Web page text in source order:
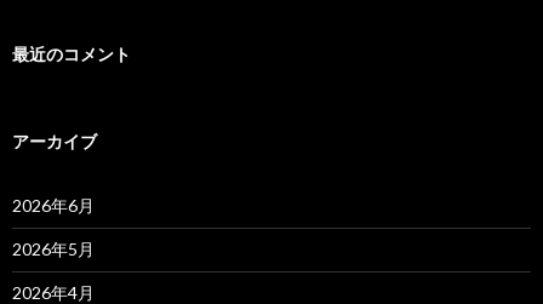
最近のコメント
アーカイブ
2026年6月
2026年5月
2026年4月